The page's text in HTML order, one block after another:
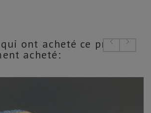
ont acheté ce produit
acheté: